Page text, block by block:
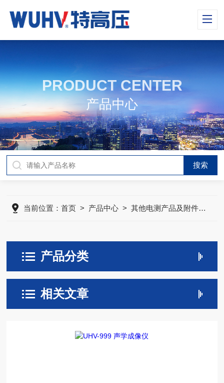
PRODUCT CENTER
产品中心
当前位置：首页 > 产品中心 >其他电测产品及附件>
产品分类
相关文章